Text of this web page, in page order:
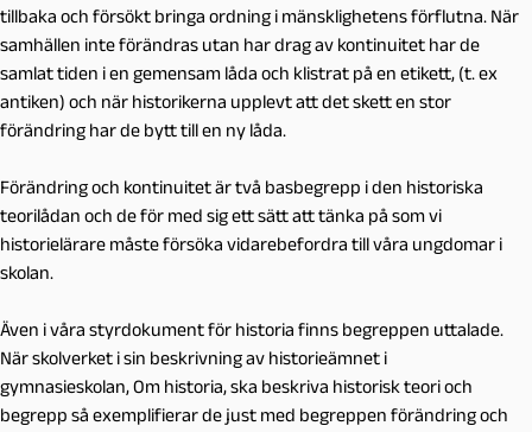
tillbaka och försökt bringa ordning i mänsklighetens förflutna. När
samhällen inte förändras utan har drag av kontinuitet har de
samlat tiden i en gemensam låda och klistrat på en etikett, (t. ex
antiken) och när historikerna upplevt att det skett en stor
förändring har de bytt till en ny låda.
Förändring och kontinuitet är två basbegrepp i den historiska
teorilådan och de för med sig ett sätt att tänka på som vi
historielärare måste försöka vidarebefordra till våra ungdomar i
skolan.
Även i våra styrdokument för historia finns begreppen uttalade.
När skolverket i sin beskrivning av historieämnet i
gymnasieskolan, Om historia, ska beskriva historisk teori och
begrepp så exemplifierar de just med begreppen förändring och